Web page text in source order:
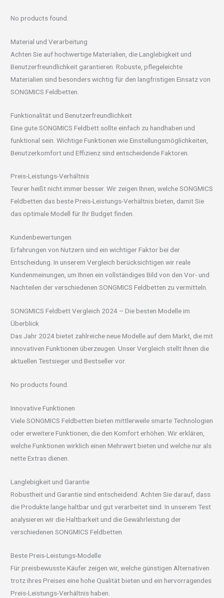
No products found.
Material und Verarbeitung
Achten Sie auf hochwertige Materialien, die Langlebigkeit und
Benutzerfreundlichkeit garantieren. Robuste, pflegeleichte
Materialien sind besonders wichtig für den langfristigen Einsatz von
SONGMICS Feldbetten.
Funktionalität und Benutzerfreundlichkeit
Eine gute SONGMICS Feldbett sollte einfach zu handhaben und
funktional sein. Wichtige Funktionen wie Einstellungsmöglichkeiten,
Benutzerkomfort und Effizienz sind entscheidende Faktoren.
Preis-Leistungs-Verhältnis
Teurer heißt nicht immer besser. Wir zeigen Ihnen, welche SONGMICS
Feldbetten das beste Preis-Leistungs-Verhältnis bieten, damit Sie
das optimale Modell für Ihr Budget finden.
Kundenbewertungen
Erfahrungen von Nutzern sind ein wichtiger Faktor bei der
Entscheidung. In unserem Vergleich berücksichtigen wir reale
Kundenmeinungen, um Ihnen ein vollständiges Bild von den Vor- und
Nachteilen der verschiedenen SONGMICS Feldbetten zu vermitteln.
SONGMICS Feldbett Vergleich 2024 – Die besten Modelle im
Überblick
Das Jahr 2024 bietet zahlreiche neue Modelle auf dem Markt, die mit
innovativen Funktionen überzeugen. Unser Vergleich stellt Ihnen die
aktuellen Testsieger und Bestseller vor.
No products found.
Innovative Funktionen
Viele SONGMICS Feldbetten bieten mittlerweile smarte Technologien
oder erweitere Funktionen, die den Komfort erhöhen. Wir erklären,
welche Funktionen wirklich einen Mehrwert bieten und welche nur als
nette Extras dienen.
Langlebigkeit und Garantie
Robustheit und Garantie sind entscheidend. Achten Sie darauf, dass
die Produkte lange haltbar und gut verarbeitet sind. In unserem Test
analysieren wir die Haltbarkeit und die Gewährleistung der
verschiedenen SONGMICS Feldbetten.
Beste Preis-Leistungs-Modelle
Für preisbewusste Käufer zeigen wir, welche günstigen Alternativen
trotz ihres Preises eine hohe Qualität bieten und ein hervorragendes
Preis-Leistungs-Verhältnis haben.